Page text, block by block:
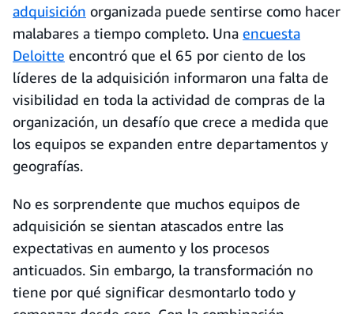
adquisición organizada puede sentirse como hacer
malabares a tiempo completo. Una encuesta
Deloitte encontró que el 65 por ciento de los
líderes de la adquisición informaron una falta de
visibilidad en toda la actividad de compras de la
organización, un desafío que crece a medida que
los equipos se expanden entre departamentos y
geografías.
No es sorprendente que muchos equipos de
adquisición se sientan atascados entre las
expectativas en aumento y los procesos
anticuados. Sin embargo, la transformación no
tiene por qué significar desmontarlo todo y